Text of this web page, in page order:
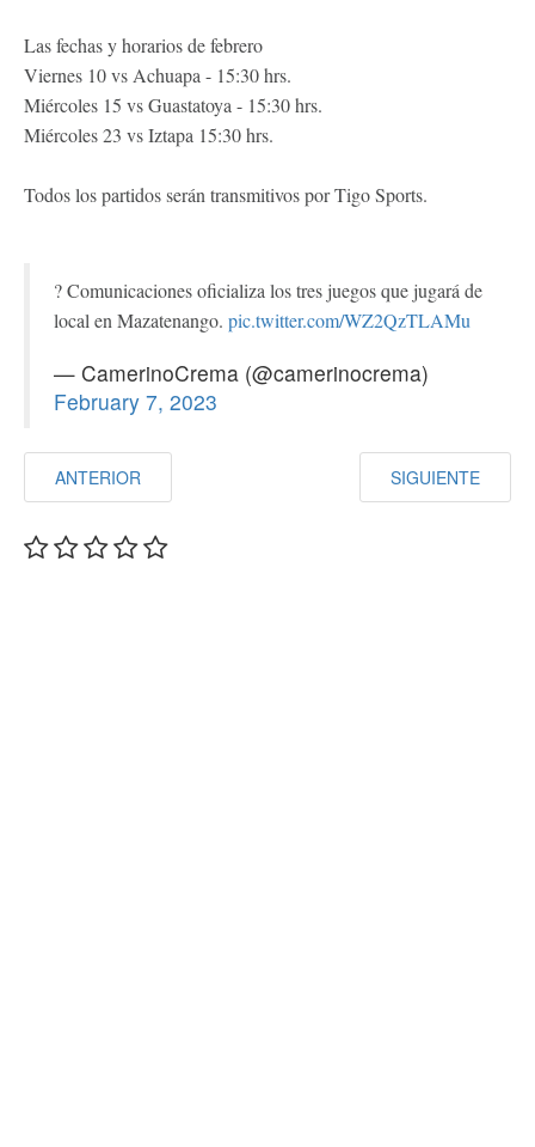
Las fechas y horarios de febrero
Viernes 10 vs Achuapa - 15:30 hrs.
Miércoles 15 vs Guastatoya - 15:30 hrs.
Miércoles 23 vs Iztapa 15:30 hrs.
Todos los partidos serán transmitivos por Tigo Sports.
? Comunicaciones oficializa los tres juegos que jugará de
local en Mazatenango. pic.twitter.com/WZ2QzTLAMu
— CamerinoCrema (@camerinocrema)
February 7, 2023
ANTERIOR SIGUIENTE